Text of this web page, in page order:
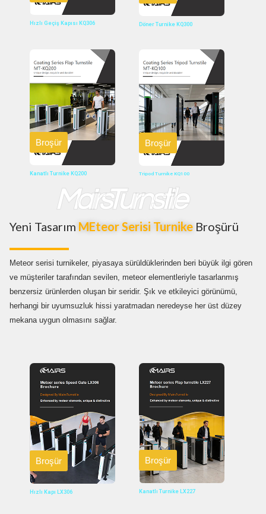
Hızlı Geçiş Kapısı KQ306 Döner Turnike KQ300
Kanatlı Turnike KQ200
Broşür
Tripod Turnike KQ100
Broşür
MairsTurnstile
Yeni Tasarım MEteor Serisi Turnike Broşürü
Meteor serisi turnikeler, piyasaya sürüldüklerinden beri büyük ilgi gören
ve müşteriler tarafından sevilen, meteor elementleriyle tasarlanmış
benzersiz ürünlerden oluşan bir seridir. Şık ve etkileyici görünümü,
herhangi bir uyumsuzluk hissi yaratmadan neredeyse her üst düzey
mekana uygun olmasını sağlar.
Hızlı Kapı LX306
Broşür
Kanatlı Turnike LX227
Broşür